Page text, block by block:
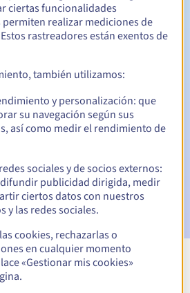
30 días
15, 7 y 3 días antes de la fecha de
Grace Periodpara notificar la
de dominio
las extensiones
ciertas funcionalidades
permiten realizar mediciones de
rastreadores están exentos de
también utilizamos:
y personalización: que
su navegación según sus
así como medir el rendimiento de
sociales y de socios externos:
publicidad dirigida, medir
ciertos datos con nuestros
y las redes sociales.
cookies, rechazarlas o
en cualquier momento
«Gestionar mis cookies»